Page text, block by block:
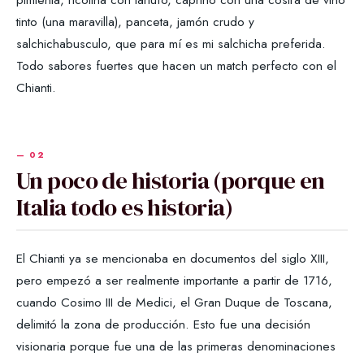
tinto (una maravilla), panceta, jamón crudo y
salchichabusculo, que para mí es mi salchicha preferida.
Todo sabores fuertes que hacen un match perfecto con el
Chianti.
Un poco de historia (porque en
Italia todo es historia)
El Chianti ya se mencionaba en documentos del siglo XIII,
pero empezó a ser realmente importante a partir de 1716,
cuando Cosimo III de Medici, el Gran Duque de Toscana,
delimitó la zona de producción. Esto fue una decisión
visionaria porque fue una de las primeras denominaciones